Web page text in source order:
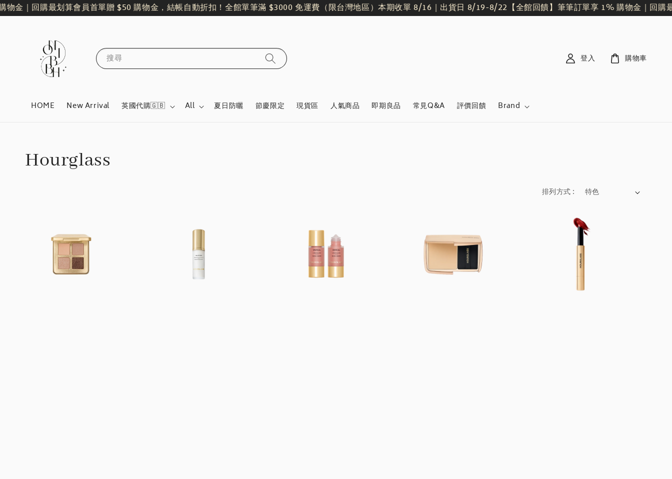
金｜回購最划算會員首單贈 $50 購物金，結帳自動折扣！全館單筆滿 $3000 免運費（限台灣地區）本期收單 8/16｜出貨日 8/19-8/22【全館回饋】筆筆訂單享 1% 購物金｜回購最
搜尋
HOME New Arrival 英國代購🇬🇧 All 夏日防曬 節慶限定 現貨區 人氣商品 即期良品 常見Q&A 評價回饋 Brand
登入 購物車
Hourglass
排列方式 :